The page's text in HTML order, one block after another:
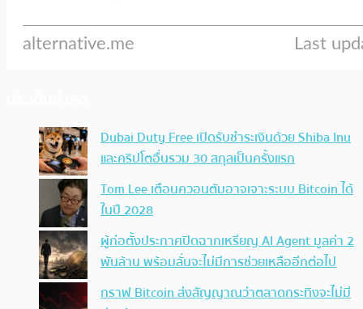
Dubai Duty Free เปิดรับชำระเงินด้วย Shiba Inu
และคริปโตอื่นรวม 30 สกุลเป็นครั้งแรก
Tom Lee เตือนควอนตัมอาจเจาะระบบ Bitcoin ได้
ในปี 2028
ผู้ก่อตั้งประกาศปิดฉากเหรียญ AI Agent มูลค่า 2
พันล้าน พร้อมลั่นจะไม่มีการช่วยเหลืออีกต่อไป
กราฟ Bitcoin ส่งสัญญาณว่าตลาดกระทิงจะไม่มี